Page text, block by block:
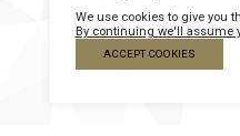
We use cookies to give you
By continuing we'll assume
ACCEPT COOKIES